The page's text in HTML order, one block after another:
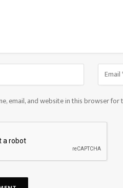
email, and website in this browser